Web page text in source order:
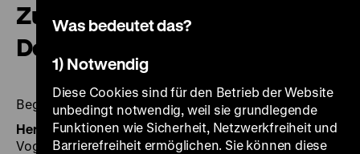
Zuwanderungsland
Deutschland
Begleitmaterial zu den Ausstellungen / DHM
Herausgegeben von:Hrsg.: Stefan Bresky und Brigitte
Vogel im Auftr. des Deutschen Historischen Museums
Was bedeutet das?
1) Notwendig
Diese Cookies sind für den Betrieb der Website
unbedingt notwendig, weil sie grundlegende
Funktionen wie Sicherheit, Netzwerkfreiheit und
Barrierefreiheit ermöglichen. Sie können diese